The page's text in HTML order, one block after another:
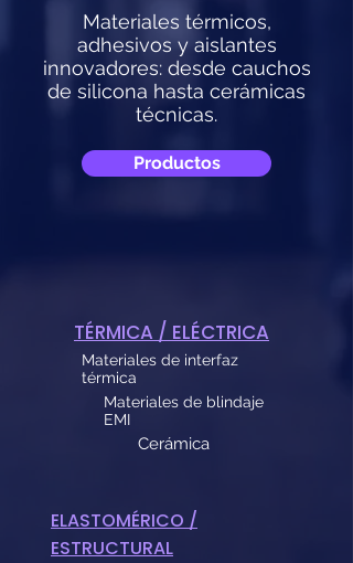
Materiales térmicos,
adhesivos y aislantes
innovadores: desde cauchos
de silicona hasta cerámicas
técnicas.
Productos
TÉRMICA / ELÉCTRICA
Materiales de interfaz
térmica
Materiales de blindaje
EMI
Cerámica
ELASTOMÉRICO /
ESTRUCTURAL